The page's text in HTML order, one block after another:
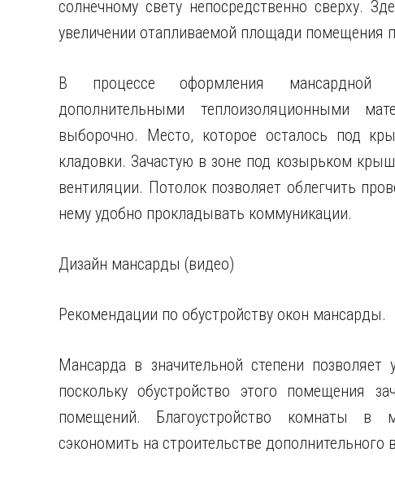
солнечному свету непосредственно сверху.
увеличении отапливаемой площади помещения
В процессе оформления мансардной
дополнительными теплоизоляционными
выборочно. Место, которое осталось под
кладовки. Зачастую в зоне под козырьком
вентиляции. Потолок позволяет облегчить
нему удобно прокладывать коммуникации.
Дизайн мансарды (видео)
Рекомендации по обустройству окон мансарды.
Мансарда в значительной степени
поскольку обустройство этого помещения
помещений. Благоустройство комнаты в
сэкономить на строительстве дополнительного